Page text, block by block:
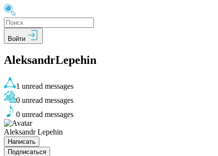
Войти
AleksandrLepehin
1 unread messages
0 unread messages
0 unread messages
Aleksandr Lepehin
Написать
Подписаться